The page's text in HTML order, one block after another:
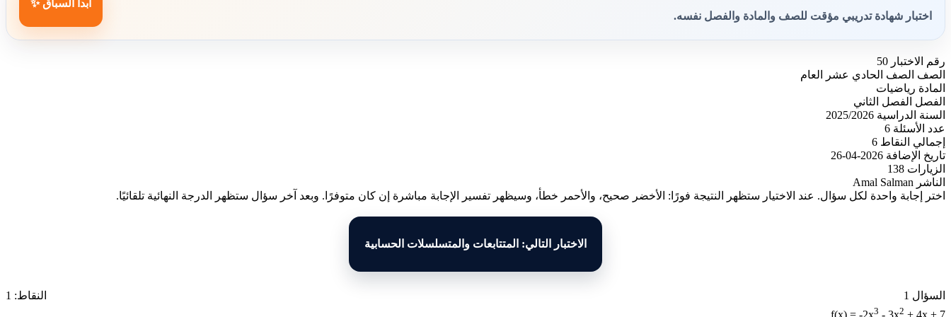
اختبار شهادة تدريبي مؤقت للصف والمادة والفصل نفسه.
ابدأ السباق ✨
رقم الاختبار 50
الصف الصف الحادي عشر العام
المادة رياضيات
الفصل الفصل الثاني
السنة الدراسية 2025/2026
عدد الأسئلة 6
إجمالي النقاط 6
تاريخ الإضافة 2026-04-26
الزيارات 138
الناشر Amal Salman
اختر إجابة واحدة لكل سؤال. عند الاختيار ستظهر النتيجة فورًا: الأخضر صحيح، والأحمر خطأ، وسيظهر تفسير الإجابة مباشرة إن كان متوفرًا. وبعد آخر سؤال ستظهر الدرجة النهائية تلقائيًا.
الاختبار التالي: المتتابعات والمتسلسلات الحسابية
السؤال 1
النقاط: 1
3 2